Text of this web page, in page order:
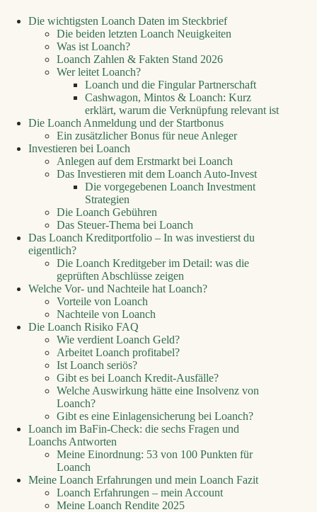
Die wichtigsten Loanch Daten im Steckbrief
Die beiden letzten Loanch Neuigkeiten
Was ist Loanch?
Loanch Zahlen & Fakten Stand 2026
Wer leitet Loanch?
Loanch und die Fingular Partnerschaft
Cashwagon, Mintos & Loanch: Kurz
erklärt, warum die Verknüpfung relevant ist
Die Loanch Anmeldung und der Startbonus
Ein zusätzlicher Bonus für neue Anleger
Investieren bei Loanch
Anlegen auf dem Erstmarkt bei Loanch
Das Investieren mit dem Loanch Auto-Invest
Die vorgegebenen Loanch Investment
Strategien
Die Loanch Gebühren
Das Steuer-Thema bei Loanch
Das Loanch Kreditportfolio – In was investierst du
eigentlich?
Die Loanch Kreditgeber im Detail: was die
geprüften Abschlüsse zeigen
Welche Vor- und Nachteile hat Loanch?
Vorteile von Loanch
Nachteile von Loanch
Die Loanch Risiko FAQ
Wie verdient Loanch Geld?
Arbeitet Loanch profitabel?
Ist Loanch seriös?
Gibt es bei Loanch Kredit-Ausfälle?
Welche Auswirkung hätte eine Insolvenz von
Loanch?
Gibt es eine Einlagensicherung bei Loanch?
Loanch im BaFin-Check: die sechs Fragen und
Loanchs Antworten
Meine Einordnung: 53 von 100 Punkten für
Loanch
Meine Loanch Erfahrungen und mein Loanch Fazit
Loanch Erfahrungen – mein Account
Meine Loanch Rendite 2025